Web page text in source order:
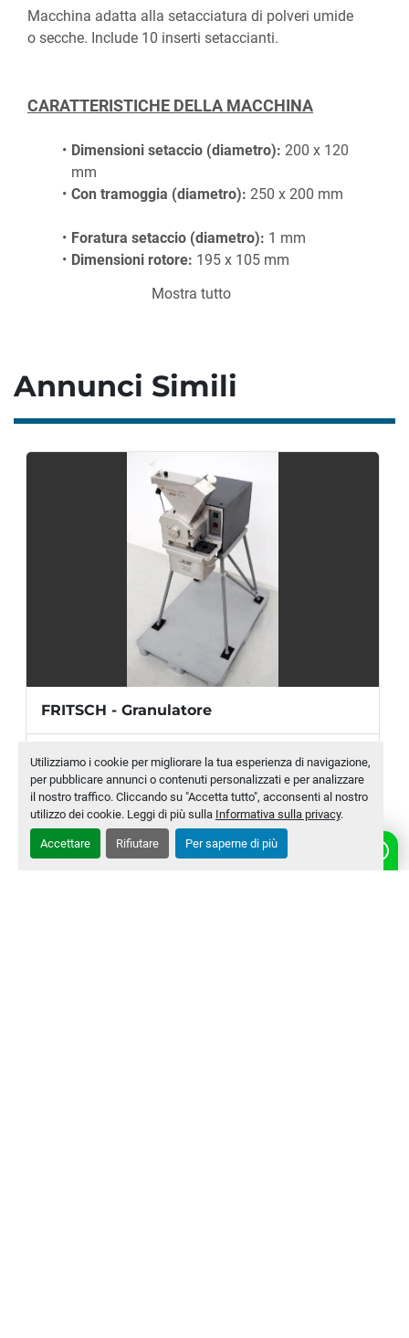
Utilizziamo i cookie per migliorare la tua esperienza di navigazione,
per pubblicare annunci o contenuti personalizzati e per analizzare
il nostro traffico. Cliccando su "Accetta tutto", acconsenti al nostro
utilizzo dei cookie. Leggi di più sulla Informativa sulla privacy.
Accettare Rifiutare Per saperne di più
Macchina adatta alla setacciatura di polveri umide
o secche. Include 10 inserti setaccianti.
CARATTERISTICHE DELLA MACCHINA
Dimensioni setaccio (diametro): 200 x 120
mm
Con tramoggia (diametro): 250 x 200 mm
Foratura setaccio (diametro): 1 mm
Dimensioni rotore: 195 x 105 mm
Portata massima:
1.500 kg/h (circa, a
seconda delle caratteristiche del prodotto e
del setaccio utilizzato)
CONSUMO ENERGETICO
4 kW 400 Volt
Dimensioni: 170 x 125 x 180 cm
Mostra tutto
Annunci Simili
FRITSCH - Granulatore
Modello PULVERISETTE 25
Numero di magazzino MLTC-0005-WH